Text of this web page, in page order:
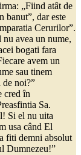
„Fiind atât de
banut”, dar este
Cerurilor”.
avea un nume,
bogati fara
avem un
sau tinem
de noi?”
cred în
Sa.
Si el nu uita
usa când El
fiti demni absolut
Dumnezeu!”